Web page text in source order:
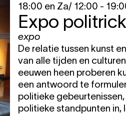
expo
parcours
expo
expo free
expo
expo
parcours
18:00 en Za/ 12:00 -
Expo
expo
De relatie tussen kunst
van alle tijden en
eeuwen heen proberen
een antwoord te
politieke gebeurtenissen,
politieke standpunten in,